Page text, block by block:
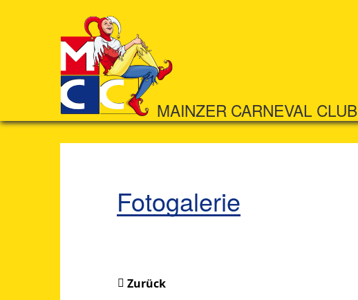
MAINZER CARNEVAL CLUB
Fotogalerie
Zurück